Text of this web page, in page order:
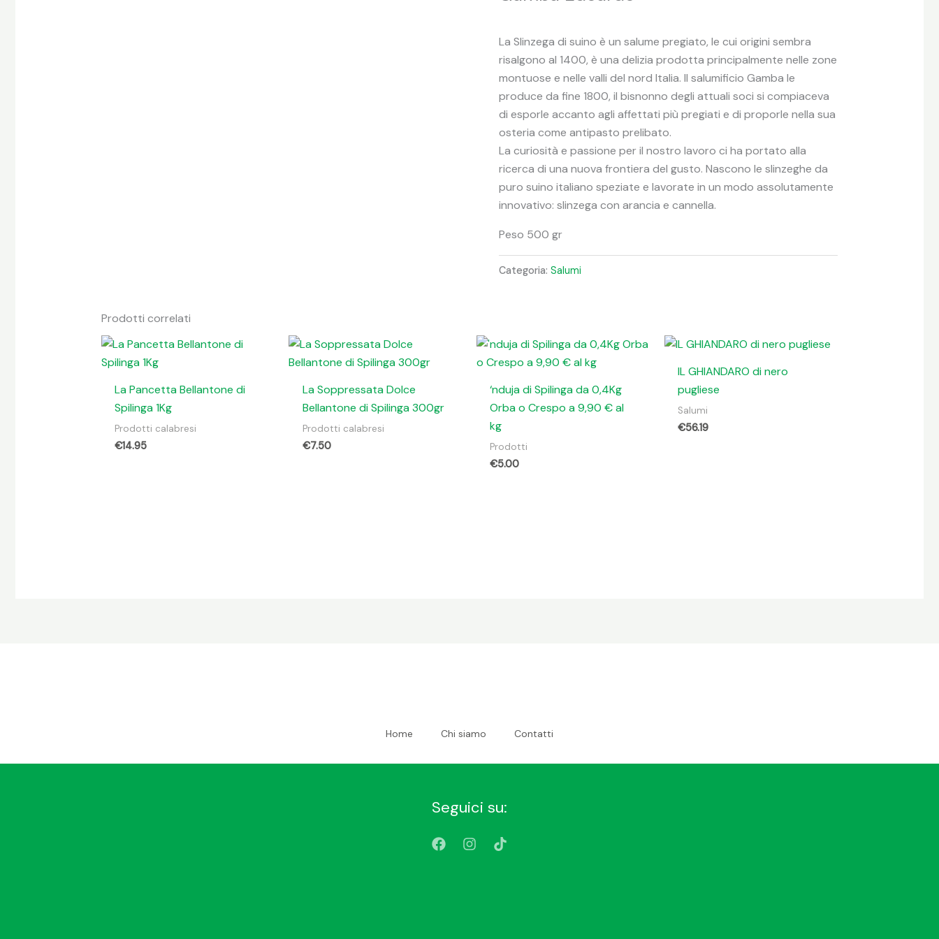
La Slinzega di suino è un salume pregiato, le cui origini sembra
risalgono al 1400, è una delizia prodotta principalmente nelle zone
montuose e nelle valli del nord Italia. Il salumificio Gamba le
produce da fine 1800, il bisnonno degli attuali soci si compiaceva
di esporle accanto agli affettati più pregiati e di proporle nella sua
osteria come antipasto prelibato.
La curiosità e passione per il nostro lavoro ci ha portato alla
ricerca di una nuova frontiera del gusto. Nascono le slinzeghe da
puro suino italiano speziate e lavorate in un modo assolutamente
innovativo: slinzega con arancia e cannella.
Peso 500 gr
Categoria:Salumi
Prodotti correlati
La Pancetta Bellantone di
Spilinga 1Kg
Prodotti calabresi
€14.95
La Soppressata Dolce
Bellantone di Spilinga 300gr
Prodotti calabresi
€7.50
‘nduja di Spilinga da 0,4Kg
Orba o Crespo a 9,90 € al
kg
Prodotti
€5.00
IL GHIANDARO di nero
pugliese
Salumi
€56.19
Home Chi siamo Contatti
Seguici su: